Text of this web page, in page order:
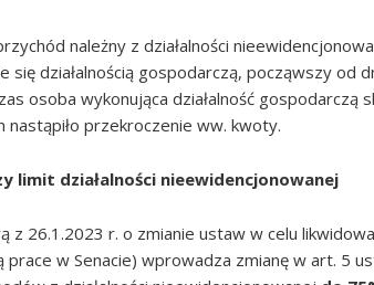
należny z działalności
się działalnością gospodarczą, począwszy od
osoba wykonująca działalność gospodarczą
nastąpiło przekroczenie ww. kwoty.
limit działalności nieewidencjonowanej
z 26.1.2023 r. o zmianie ustaw w celu
prace w Senacie) wprowadza zmianę w art. 5